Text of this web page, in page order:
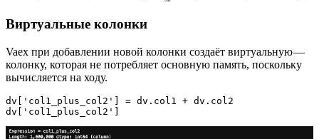
Виртуальные колонки
Vaex при добавлении новой колонки создаёт виртуальную —
колонку, которая не потребляет основную память, поскольку
вычисляется на ходу.
dv['col1_plus_col2'] = dv.col1 + dv.col2
dv['col1_plus_col2']